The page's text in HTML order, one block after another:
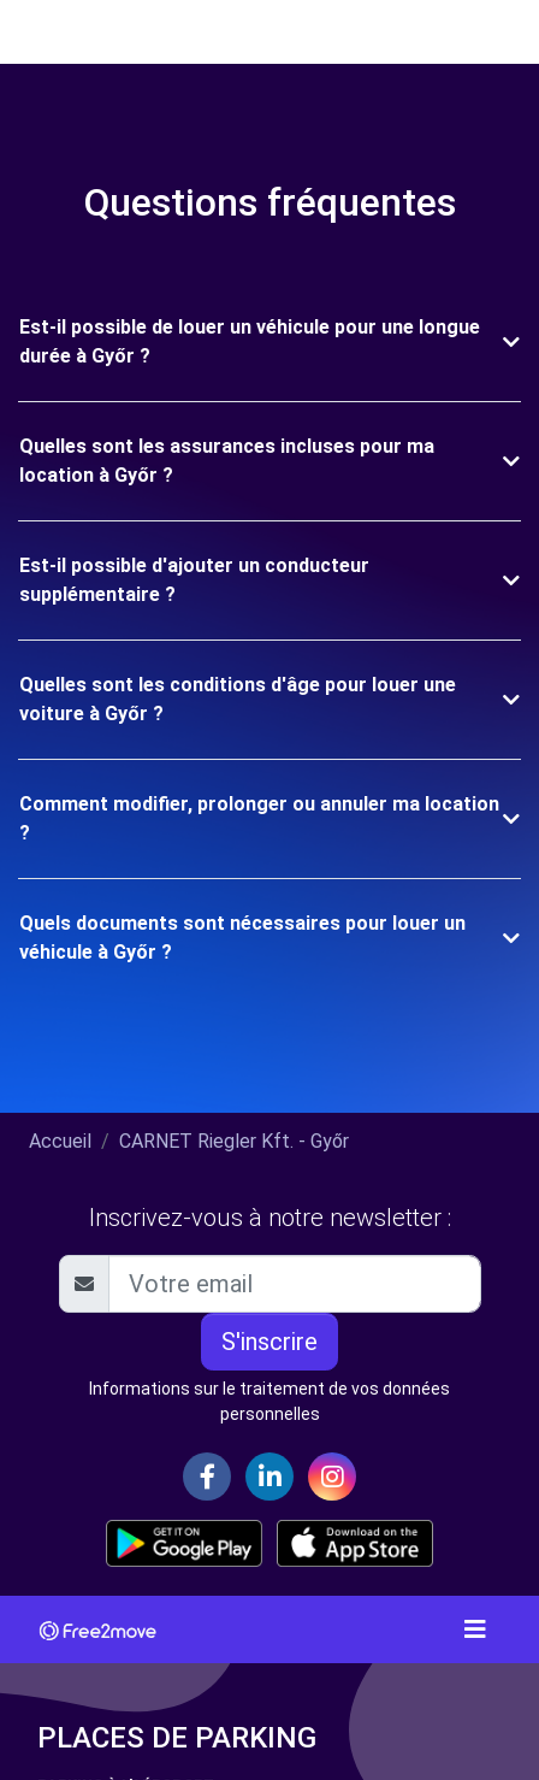
Questions fréquentes
Est-il possible de louer un véhicule pour une longue
durée à Győr ?
Quelles sont les assurances incluses pour ma
location à Győr ?
Est-il possible d'ajouter un conducteur
supplémentaire ?
Quelles sont les conditions d'âge pour louer une
voiture à Győr ?
Comment modifier, prolonger ou annuler ma location
?
Quels documents sont nécessaires pour louer un
véhicule à Győr ?
Accueil CARNET Riegler Kft. - Győr
Inscrivez-vous à notre newsletter :
S'inscrire
Informations sur le traitement de vos données
personnelles
PLACES DE PARKING